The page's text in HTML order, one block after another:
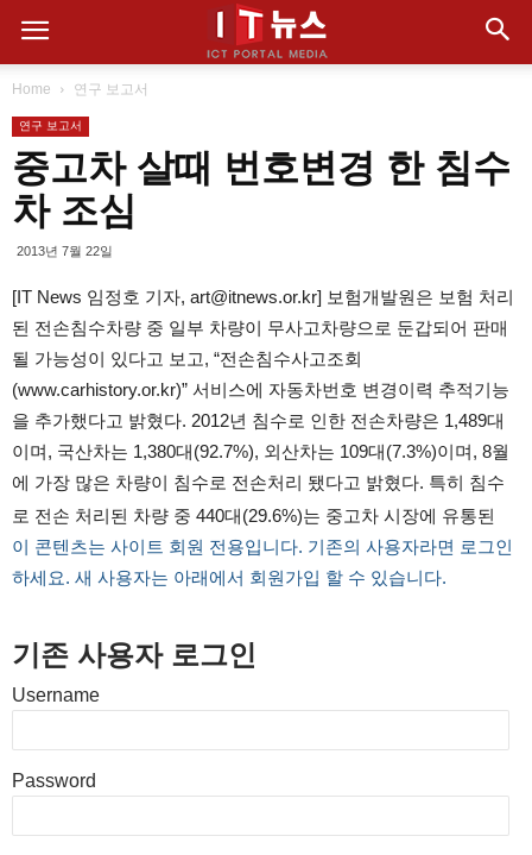
Home 연구 보고서
연구 보고서
중고차 살때 번호변경 한 침수
차 조심
2013년 7월 22일
[IT News 임정호 기자, art@itnews.or.kr] 보험개발원은 보험 처리
된 전손침수차량 중 일부 차량이 무사고차량으로 둔갑되어 판매
될 가능성이 있다고 보고, “전손침수사고조회
(www.carhistory.or.kr)” 서비스에 자동차번호 변경이력 추적기능
을 추가했다고 밝혔다. 2012년 침수로 인한 전손차량은 1,489대
이며, 국산차는 1,380대(92.7%), 외산차는 109대(7.3%)이며, 8월
에 가장 많은 차량이 침수로 전손처리 됐다고 밝혔다. 특히 침수
로 전손 처리된 차량 중 440대(29.6%)는 중고차 시장에 유통된
이 콘텐츠는 사이트 회원 전용입니다. 기존의 사용자라면 로그인
하세요. 새 사용자는 아래에서 회원가입 할 수 있습니다.
기존 사용자 로그인
Username
Password